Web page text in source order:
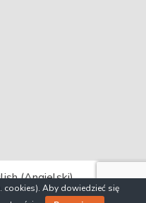
cookies). Aby dowiedzieć się
(Angielski)